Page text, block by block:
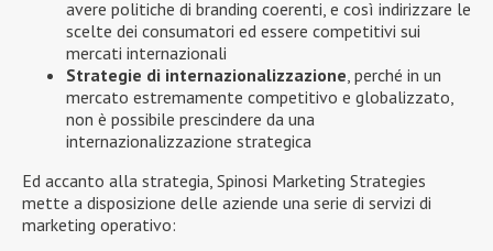
avere politiche di branding coerenti, e così indirizzare le
scelte dei consumatori ed essere competitivi sui
mercati internazionali
Strategie di internazionalizzazione , perché in un
mercato estremamente competitivo e globalizzato,
non è possibile prescindere da una
internazionalizzazione strategica
Ed accanto alla strategia, Spinosi Marketing Strategies
mette a disposizione delle aziende una serie di servizi di
marketing operativo: